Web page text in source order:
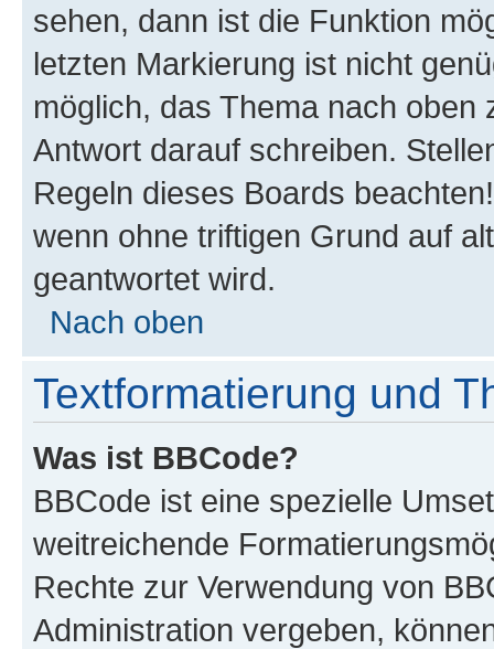
sehen, dann ist die Funktion
letzten Markierung ist nicht
möglich, das Thema nach oben
Antwort darauf schreiben.
Regeln dieses Boards
wenn ohne triftigen Grund auf
geantwortet wird.
Nach oben
Textformatierung und
Was ist BBCode?
BBCode ist eine spezielle
weitreichende
Rechte zur Verwendung von
Administration vergeben,